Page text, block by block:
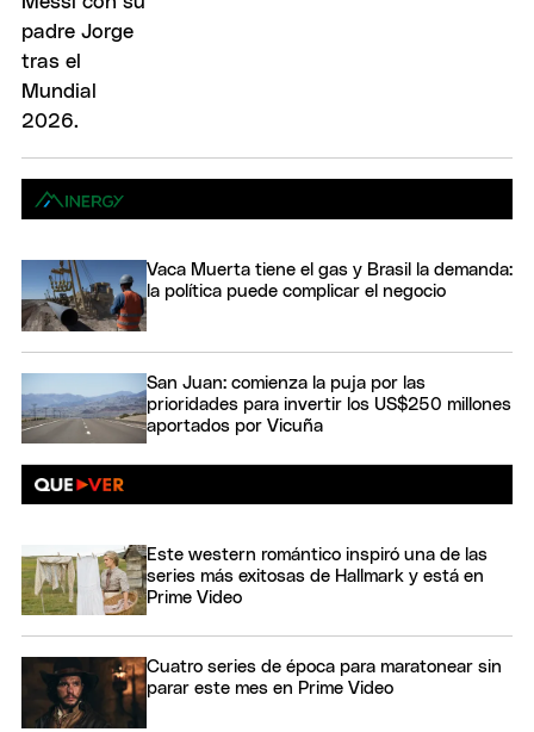
Vaca Muerta tiene el gas y Brasil la demanda:
la política puede complicar el negocio
San Juan: comienza la puja por las
prioridades para invertir los US$250 millones
aportados por Vicuña
Este western romántico inspiró una de las
series más exitosas de Hallmark y está en
Prime Video
Cuatro series de época para maratonear sin
parar este mes en Prime Video